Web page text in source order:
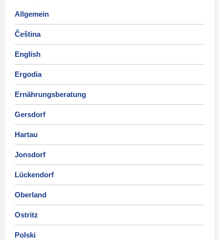
Allgemein
Čeština
English
Ergodia
Ernährungsberatung
Gersdorf
Hartau
Jonsdorf
Lückendorf
Oberland
Ostritz
Polski